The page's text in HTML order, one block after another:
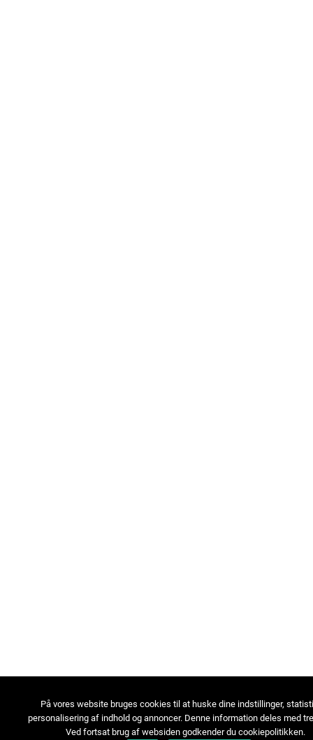
På vores website bruges cookies til at huske dine indstillinger,
personalisering af indhold og annoncer. Denne information deles med
Ved fortsat brug af websiden godkender du cookiepolitikken.